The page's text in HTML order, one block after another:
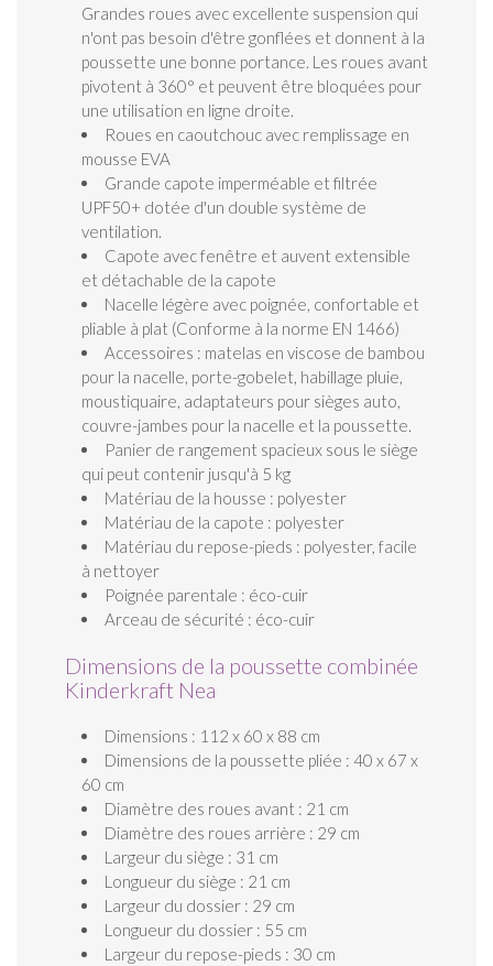
Grandes roues avec excellente suspension qui
n'ont pas besoin d'être gonflées et donnent à la
poussette une bonne portance. Les roues avant
pivotent à 360° et peuvent être bloquées pour
une utilisation en ligne droite.
Roues en caoutchouc avec remplissage en
mousse EVA
Grande capote imperméable et filtrée
UPF50+ dotée d'un double système de
ventilation.
Capote avec fenêtre et auvent extensible
et détachable de la capote
Nacelle légère avec poignée, confortable et
pliable à plat (Conforme à la norme EN 1466)
Accessoires : matelas en viscose de bambou
pour la nacelle, porte-gobelet, habillage pluie,
moustiquaire, adaptateurs pour sièges auto,
couvre-jambes pour la nacelle et la poussette.
Panier de rangement spacieux sous le siège
qui peut contenir jusqu'à 5 kg
Matériau de la housse : polyester
Matériau de la capote : polyester
Matériau du repose-pieds : polyester, facile
à nettoyer
Poignée parentale : éco-cuir
Arceau de sécurité : éco-cuir
Dimensions de la poussette combinée
Kinderkraft Nea
Dimensions : 112 x 60 x 88 cm
Dimensions de la poussette pliée : 40 x 67 x
60 cm
Diamètre des roues avant : 21 cm
Diamètre des roues arrière : 29 cm
Largeur du siège : 31 cm
Longueur du siège : 21 cm
Largeur du dossier : 29 cm
Longueur du dossier : 55 cm
Largeur du repose-pieds : 30 cm